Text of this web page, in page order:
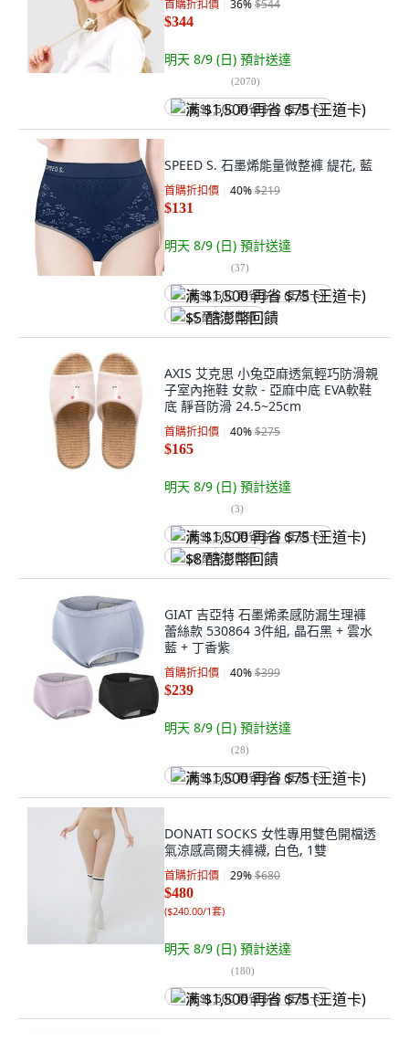
首購折扣價 36%$544
$344
明天 8/9 (日) 預計送達
(2070)
满 $1,500 再省 $75 (王道卡)
SPEED S. 石墨烯能量微整褲 緹花, 藍
首購折扣價 40%$219
$131
明天 8/9 (日) 預計送達
(37)
满 $1,500 再省 $75 (王道卡)
$5 酷澎幣回饋
AXIS 艾克思 小兔亞麻透氣輕巧防滑親
子室內拖鞋 女款 - 亞麻中底 EVA軟鞋
底 靜音防滑 24.5~25cm
首購折扣價 40%$275
$165
明天 8/9 (日) 預計送達
(3)
满 $1,500 再省 $75 (王道卡)
$8 酷澎幣回饋
GIAT 吉亞特 石墨烯柔感防漏生理褲
蕾絲款 530864 3件組, 晶石黑 + 雲水
藍 + 丁香紫
首購折扣價 40%$399
$239
明天 8/9 (日) 預計送達
(28)
满 $1,500 再省 $75 (王道卡)
DONATI SOCKS 女性專用雙色開檔透
氣涼感高爾夫褲襪, 白色, 1雙
首購折扣價 29%$680
$480
($240.00/1套)
明天 8/9 (日) 預計送達
(180)
满 $1,500 再省 $75 (王道卡)